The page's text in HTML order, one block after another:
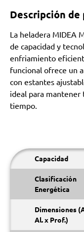
Descripción de
La heladera MIDEA
de capacidad y
enfriamiento
funcional ofrece un
con estantes
ideal para mantener
tiempo.
Capacidad
Clasificación
Energética
Dimensiones
Al. x Prof.)